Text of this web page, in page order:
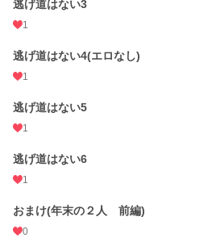
逃げ道はない3
1
逃げ道はない4(エロなし)
1
逃げ道はない5
1
逃げ道はない6
1
おまけ(年末の２人 前編)
0